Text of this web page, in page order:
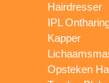
Hairdresser
IPL
Kapper
Opsteken